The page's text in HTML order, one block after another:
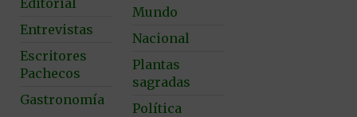
Entrevistas
Escritores
Pachecos
Gastronomía
Mundo
Nacional
Plantas
sagradas
Política